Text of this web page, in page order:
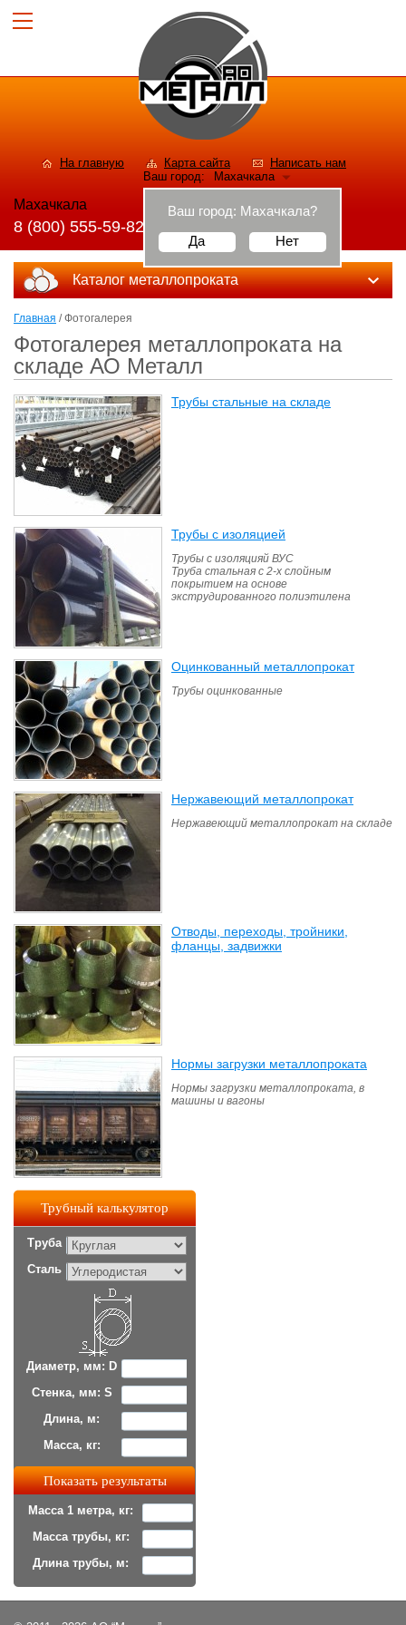
На главную Карта сайта
Написать нам
Ваш город:
Махачкала
Ваш город: Махачкала?
Да
Нет
Махачкала
8 (800) 555-59-82
Каталог металлопроката
Главная / Фотогалерея
Фотогалерея металлопроката на
складе АО Металл
Трубы стальные на складе
Трубы с изоляцией
Трубы с изоляцияй ВУС
Труба стальная с 2-х слойным
покрытием на основе
экструдированного полиэтилена
Оцинкованный металлопрокат(16)
Трубы оцинкованные
Нержавеющий металлопрокат(12)
Нержавеющий металлопрокат на складе
Отводы, переходы, тройники,
фланцы, задвижки
Нормы загрузки металлопроката
Нормы загрузки металлопроката, в
машины и вагоны
Трубный калькулятор
Труба
Сталь
Диаметр, мм: D
Стенка, мм: S
Длина, м:
Масса, кг:
Масса 1 метра, кг:
Масса трубы, кг:
Длина трубы, м: